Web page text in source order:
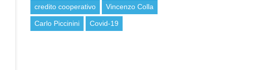
credito cooperativo Vincenzo Colla
Carlo Piccinini Covid-19